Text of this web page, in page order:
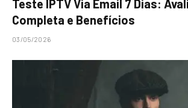
Teste IPTV Via Email 7 Dias:
Completa e Benefícios
03/05/2026